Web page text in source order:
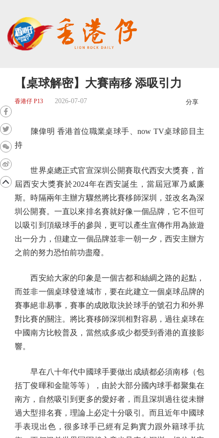
【桌球解密】大賽南移 添吸引力
香港仔 P13 2026-07-07 分享
陳偉明 香港首位職業桌球手、now TV桌球節目主
持
世界桌總正式官宣深圳公開賽取代西安大獎賽，首
屆西安大獎賽於2024年在西安誕生，當屆冠軍乃威廉
斯。時隔兩年主辦方驟然將比賽移師深圳，並改名為深
圳公開賽。一直以來排名賽就好像一個品牌，它不但可
以吸引到頂級球手的參與，更可以產生宣傳作用為旅遊
出一分力，但建立一個品牌並非一朝一夕，西安主辦方
之前的努力恐怕前功盡廢。
西安給大家的印象是一個古都和絲綢之路的起點，
而並非一個桌球發達城市，要在此建立一個桌球品牌的
賽事絕非易事，賽事的成敗取決於球手的號召力和外界
對比賽的關注。將比賽移師深圳相對容易，過往桌球在
中國南方比較普及，當然或多或少都受到香港的直接影
響。
早在八十年代中國球手要做出成績都必須南移（包
括丁俊暉和金龍等等），由於大部分國內球手都聚集在
南方，自然吸引到更多的愛好者，而且深圳過往從未辦
過大型排名賽，理論上必定十分吸引。而且近年中國球
手表現出色，很多球手已經有足夠實力跟外籍球手抗